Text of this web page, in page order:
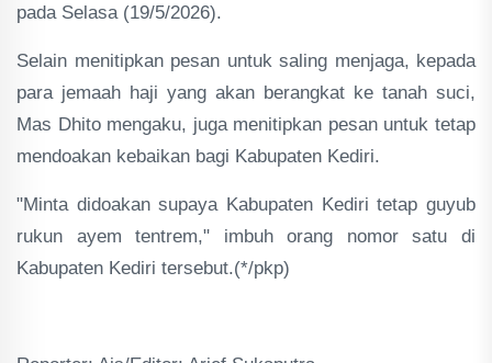
pada Selasa (19/5/2026).
Selain menitipkan pesan untuk saling menjaga, kepada
para jemaah haji yang akan berangkat ke tanah suci,
Mas Dhito mengaku, juga menitipkan pesan untuk tetap
mendoakan kebaikan bagi Kabupaten Kediri.
"Minta didoakan supaya Kabupaten Kediri tetap guyub
rukun ayem tentrem," imbuh orang nomor satu di
Kabupaten Kediri tersebut.(*/pkp)